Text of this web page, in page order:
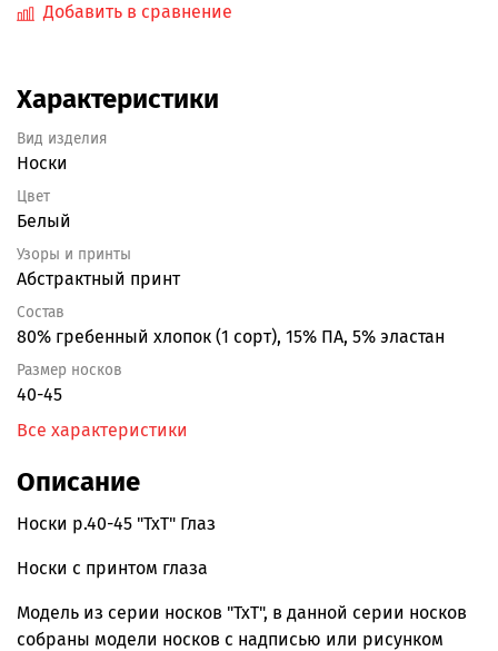
Добавить в сравнение
Характеристики
Вид изделия
Носки
Цвет
Белый
Узоры и принты
Абстрактный принт
Состав
80% гребенный хлопок (1 сорт), 15% ПА, 5% эластан
Размер носков
40-45
Все характеристики
Описание
Носки р.40-45 "TxT" Глаз
Носки с принтом глаза
Модель из серии носков "TxT", в данной серии носков
собраны модели носков с надписью или рисунком